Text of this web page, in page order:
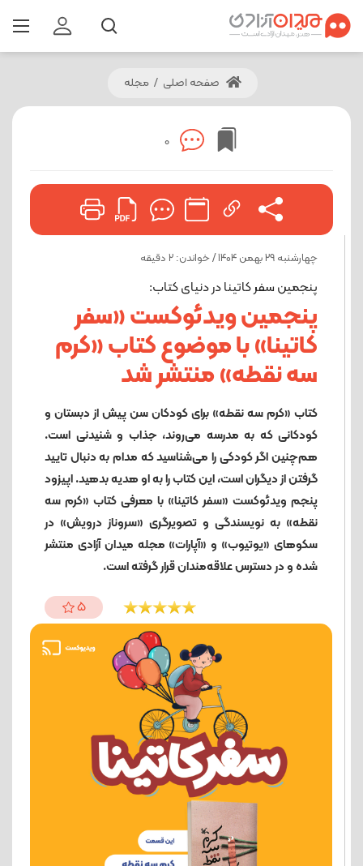
صفحه اصلی / مجله
0
چهارشنبه 29 بهمن 1404 / خواندن: 2 دقیقه
پنجمین سفر کاتینا در دنیای کتاب:
پنجمین ویدئوکست «سفر
کاتینا» با موضوع کتاب‌ «کرم
سه نقطه» منتشر شد
کتاب «کرم سه نقطه» برای کودکان سن پیش از دبستان و
کودکانی که به مدرسه می‌روند، جذاب و شنیدنی است.
هم‌چنین اگر کودکی را می‌شناسید که مدام به دنبال تایید
گرفتن از دیگران است، این کتاب را به او هدیه بدهید. اپیزود
پنجم ویدئوکست «سفر کاتینا» با معرفی کتاب «کرم سه
نقطه» به نویسندگی و تصویرگری «سروناز درویش» در
سکوهای «یوتیوب» و «آپارات» مجله میدان آزادی منتشر
شده و در دسترس علاقه‌مندان قرار گرفته است.
5